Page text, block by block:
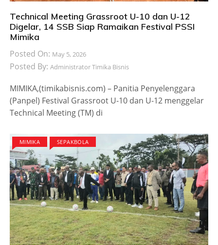
Technical Meeting Grassroot U-10 dan U-12
Digelar, 14 SSB Siap Ramaikan Festival PSSI
Mimika
Posted On: May 5, 2026
Posted By: Administrator Timika Bisnis
MIMIKA,(timikabisnis.com) – Panitia Penyelenggara
(Panpel) Festival Grassroot U-10 dan U-12 menggelar
Technical Meeting (TM) di
MIMIKA SEPAKBOLA